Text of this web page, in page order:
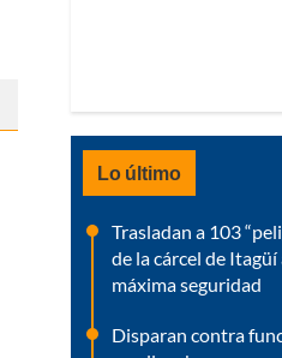
Lo último
Trasladan a 103
de la cárcel de
máxima seguridad
Disparan contra